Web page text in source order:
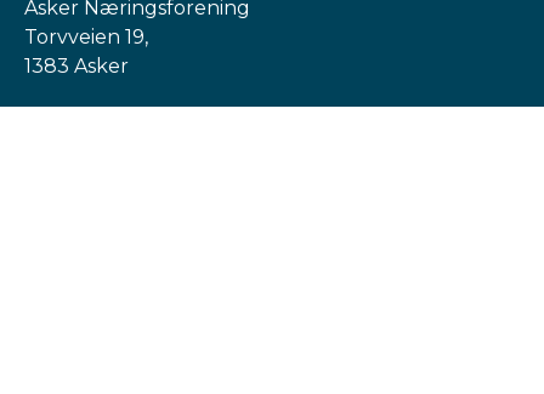
Asker Næringsforening
Torvveien 19,
1383 Asker